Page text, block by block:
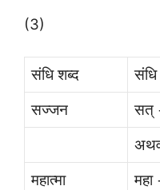
(3)
संधि शब्द संधि
सज्जन
सत्
महात्मा
महा